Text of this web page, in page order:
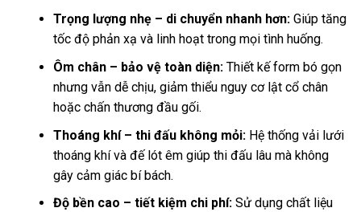
Trọng lượng nhẹ – di chuyển nhanh hơn:Giúp tăng
tốc độ phản xạ và linh hoạt trong mọi tình huống.
Ôm chân – bảo vệ toàn diện:Thiết kế form bó gọn
nhưng vẫn dễ chịu, giảm thiểu nguy cơ lật cổ chân
hoặc chấn thương đầu gối.
Thoáng khí – thi đấu không mỏi:Hệ thống vải lưới
thoáng khí và đế lót êm giúp thi đấu lâu mà không
gây cảm giác bí bách.
Độ bền cao – tiết kiệm chi phí:Sử dụng chất liệu